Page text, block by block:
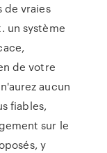
de vraies
un système
de votre
aucun
fiables,
sur le
y